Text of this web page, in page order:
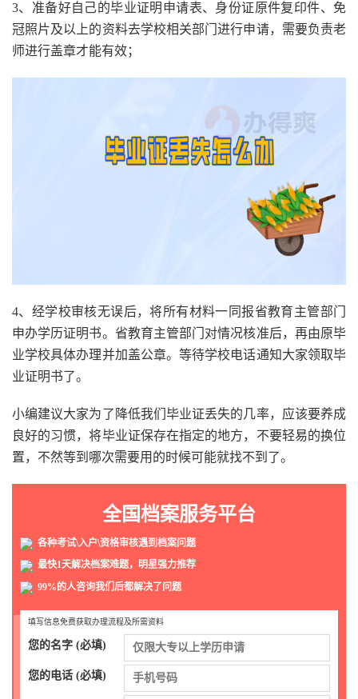
3、准备好自己的毕业证明申请表、身份证原件复印件、免
冠照片及以上的资料去学校相关部门进行申请，需要负责老
师进行盖章才能有效；
4、经学校审核无误后，将所有材料一同报省教育主管部门
申办学历证明书。省教育主管部门对情况核准后，再由原毕
业学校具体办理并加盖公章。等待学校电话通知大家领取毕
业证明书了。
小编建议大家为了降低我们毕业证丢失的几率，应该要养成
良好的习惯，将毕业证保存在指定的地方，不要轻易的换位
置，不然等到哪次需要用的时候可能就找不到了。
全国档案服务平台
各种考试\入户\资格审核遇到档案问题
最快1天解决档案难题，明星强力推荐
99%的人咨询我们后都解决了问题
填写信息免费获取办理流程及所需资料
您的名字 (必填)
您的电话 (必填)